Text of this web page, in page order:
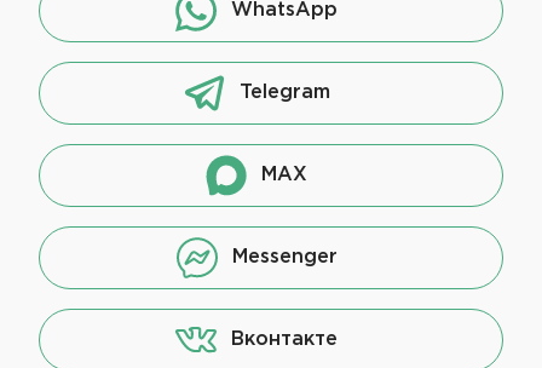
WhatsApp
Telegram
MAX
Messenger
Вконтакте